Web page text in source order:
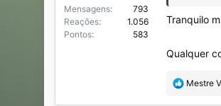
Mensagens
793
Reações
1.056
Pontos
583
Tranquilo
Qualquer
R
Mestre